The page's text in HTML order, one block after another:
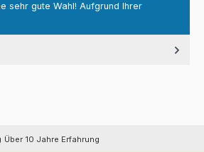
sehr gute Wahl! Aufgrund Ihrer
Über 10 Jahre Erfahrung